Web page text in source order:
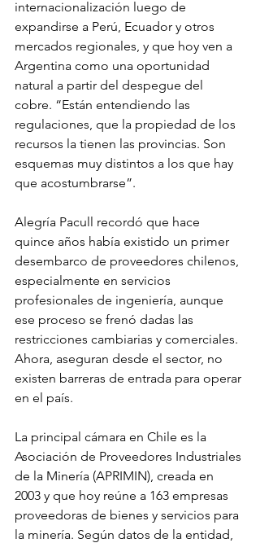
internacionalización luego de
expandirse a Perú, Ecuador y otros
mercados regionales, y que hoy ven a
Argentina como una oportunidad
natural a partir del despegue del
cobre. “Están entendiendo las
regulaciones, que la propiedad de los
recursos la tienen las provincias. Son
esquemas muy distintos a los que hay
que acostumbrarse”.
Alegría Pacull recordó que hace
quince años había existido un primer
desembarco de proveedores chilenos,
especialmente en servicios
profesionales de ingeniería, aunque
ese proceso se frenó dadas las
restricciones cambiarias y comerciales.
Ahora, aseguran desde el sector, no
existen barreras de entrada para operar
en el país.
La principal cámara en Chile es la
Asociación de Proveedores Industriales
de la Minería (APRIMIN), creada en
2003 y que hoy reúne a 163 empresas
proveedoras de bienes y servicios para
la minería. Según datos de la entidad,